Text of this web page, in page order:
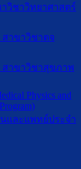
วิชาวิทยาศาสตร์
าขาวิชาตจ
าขาวิชาสุขภาพ
Physics and
และแพทย์ประจำ